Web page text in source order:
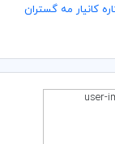
کانیار مه گستران